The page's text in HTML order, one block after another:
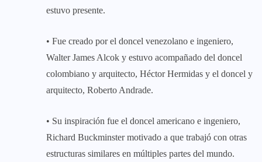
estuvo presente.
• Fue creado por el doncel venezolano e ingeniero,
Walter James Alcok y estuvo acompañado del doncel
colombiano y arquitecto, Héctor Hermidas y el doncel y
arquitecto, Roberto Andrade.
• Su inspiración fue el doncel americano e ingeniero,
Richard Buckminster motivado a que trabajó con otras
estructuras similares en múltiples partes del mundo.